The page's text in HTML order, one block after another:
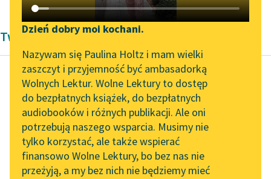
Katalog DAISY
Podkasty o książkach
Zgłoś brak utworu
Aktualności
„Prokurator Alicja Horn”
do słuchania
Byliśmy częścią AI Impact
Lab
Zapraszamy na spotkanie
online z tłumaczkami
Narzędzia
Mapa Wolnych Lektur
Leśmianator
Przewodnik dla piszących i
czytających
Dzień dobry moi kochani.
Nazywam się Paulina Holtz i mam wielki
zaszczyt i przyjemność być ambasadorką
Wolnych Lektur. Wolne Lektury to dostęp
do bezpłatnych książek, do bezpłatnych
audiobooków i różnych publikacji. Ale oni
potrzebują naszego wsparcia. Musimy nie
tylko korzystać, ale także wspierać
finansowo Wolne Lektury, bo bez nas nie
przeżyją, a my bez nich nie będziemy mieć
Twórczość Andrzeja Kijowskiego
Andrzej Kijowski
Dziecko przez
ptaka przyniesione
Kto je­stem, że mnie